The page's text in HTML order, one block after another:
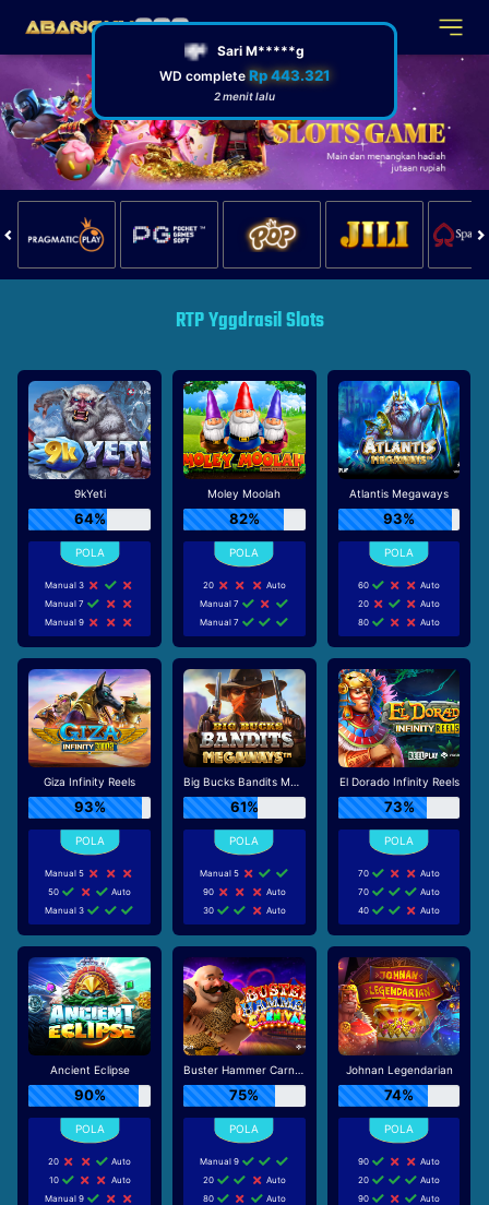
RTP Yggdrasil Slots
9kYeti
64%
Manual 3
Manual 7
Manual 9
Moley Moolah
82%
20
Auto
Manual 7
Manual 7
Atlantis Megaways
93%
60
Auto
20
Auto
80
Auto
Giza Infinity Reels
93%
Manual 5
50
Auto
Manual 3
Big Bucks Bandits Megaways
61%
Manual 5
90
Auto
30
Auto
El Dorado Infinity Reels
73%
70
Auto
70
Auto
40
Auto
Ancient Eclipse
90%
20
Auto
10
Auto
Manual 9
Buster Hammer Carnival
75%
Manual 9
20
Auto
80
Auto
Johnan Legendarian
74%
90
Auto
20
Auto
90
Auto